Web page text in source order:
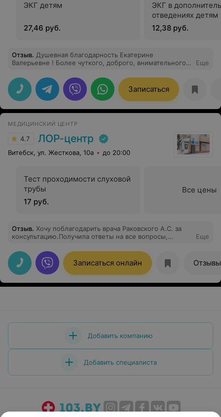
ЭКГ детям
27,46 руб.
ЭКГ в
отведениях детям
12,38 руб.
Отзыв. Душевная благодарность Екатерине
Валерьевне ! Более чуткого, доброго, внимательного
подход и профессиональные руки хирурга! Это микс
качеств идеального врача! С таким врачом даже очень
страшные и болючие операции проходят спокойно и с
улыбкой) Екатерина Валерьевна вызывает доверие
после первой встречи и уже к другому врачу идти не
Еще
Записаться
МЕДИЦИНСКИЙ ЦЕНТР
4.7 ЛОР-центр
Витебск, ул. Жесткова, 10а до 20:00
Тест проходимости слуховой
трубы
17 руб.
Все цены
Отзыв. Хочу поблагодарить врача Раковского А.С. за
консультацию.Получила ответы на все вопросы,
атмосфера, приятный интерьер ,грамотные
специалисты.Хорошо, что в нашем городе есть такой
центр.Рекомендую.
Еще
Записаться онлайн Отзывы
Добавить компанию
Добавить специалиста